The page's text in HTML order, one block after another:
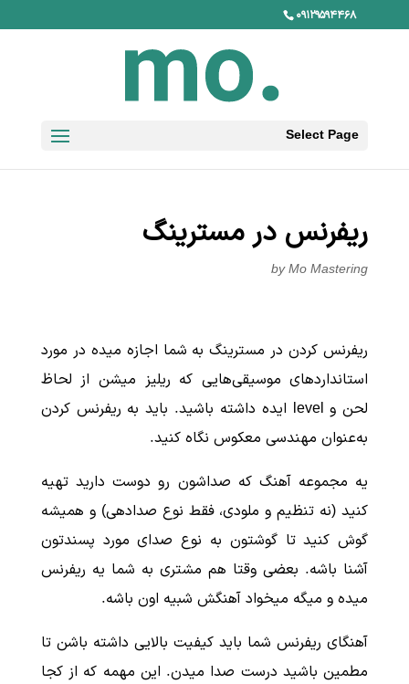
۰۹۱۲۹۵۹۴۴۶۸
Select Page
ریفرنس در مسترینگ
byMo Mastering
ریفرنس کردن در مسترینگ به شما اجازه میده در مورد
استانداردهای موسیقی‌هایی که ریلیز میشن از لحاظ
لحن و level ایده داشته باشید. باید به ریفرنس کردن
به‌عنوان مهندسی معکوس نگاه کنید.
یه مجموعه آهنگ که صداشون رو دوست دارید تهیه
کنید (نه تنظیم و ملودی، فقط نوع صدادهی) و همیشه
گوش کنید تا گوشتون به نوع صدای مورد پسندتون
آشنا باشه. بعضی وقتا هم مشتری به شما یه ریفرنس
میده و میگه میخواد آهنگش شبیه اون باشه.
آهنگای ریفرنس شما باید کیفیت بالایی داشته باشن تا
مطمین باشید درست صدا میدن. این مهمه که از کجا